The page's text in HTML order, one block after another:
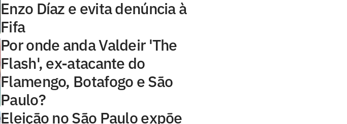
Enzo Díaz e evita denúncia à
Fifa
Por onde anda Valdeir 'The
Flash', ex-atacante do
Flamengo, Botafogo e São
Paulo?
Eleição no São Paulo expõe